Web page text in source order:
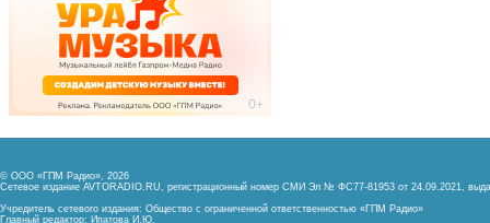
© ООО «ГПМ Радио», 2026
Сетевое издание AVTORADIO.RU, регистрационный номер СМИ Эл № ФС77-81953 от 24.09.2021,
Учредитель сетевого издания: Общество с ограниченной ответственностью «ГПМ Радио»
Главный редактор: Ипатова И.Ю.